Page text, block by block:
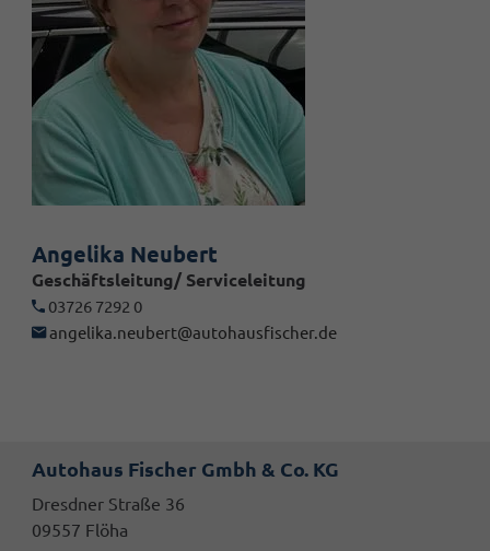
Angelika Neubert
Geschäftsleitung/ Serviceleitung
03726 7292 0
angelika.neubert@autohausfischer.de
Autohaus Fischer Gmbh & Co. KG
Dresdner Straße 36
09557 Flöha